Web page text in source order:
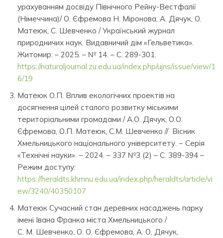
урахуванням досвіду Північного Рейну-Вестфалії
(Німеччина)/ О. Єфремова Н. Міронова, А. Дячук, О.
Матеюк, С. Шевченко / Український журнал
природничих наук. Видавничий дім «Гельветика».
Житомир: – 2025. – № 14. – С. 289-301.
https://naturaljournal.zu.edu.ua/index.php/ujns/issue/view/1
6/19
Матеюк О.П. Вплив екологічних проектів на
досягнення цілей сталого розвитку міськими
територіальними громадами / А.О. Дячук, О.О.
Єфремова, О.П. Матеюк, С.М. Шевченко // Вісник
Хмельницького національного університету. − Серія
«Технічні науки». − 2024. – 337 №3 (2) – С. 389-394 –
Режим доступу:
https://heraldts.khmnu.edu.ua/index.php/heraldts/article/vi
ew/3240/40350107
Матеюк Сучасний стан деревних насаджень парку
імені Івана Франка міста Хмельницького /
С. М. Шевченко, О. О. Єфремова, А. О, Дячук,